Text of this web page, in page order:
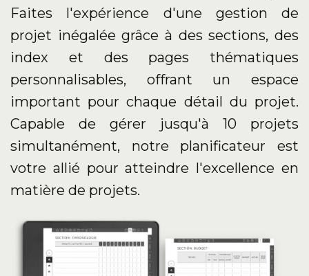
Faites l'expérience d'une gestion de
projet inégalée grâce à des sections, des
index et des pages thématiques
personnalisables, offrant un espace
important pour chaque détail du projet.
Capable de gérer jusqu'à 10 projets
simultanément, notre planificateur est
votre allié pour atteindre l'excellence en
matière de projets.